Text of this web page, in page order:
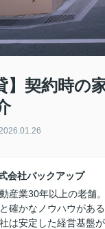
】契約時の
2026.01.26
会社バックアップ
産業30年以上の老舗
確かなノウハウがあ
は安定した経営基盤